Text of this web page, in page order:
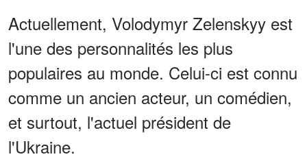
Actuellement, Volodymyr Zelenskyy est
l'une des personnalités les plus
populaires au monde. Celui-ci est connu
comme un ancien acteur, un comédien,
et surtout, l'actuel président de
l'Ukraine.